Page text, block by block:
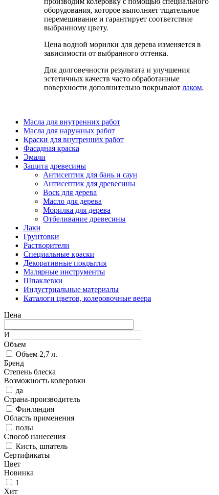
оборудования, которое выполняет тщательное
перемешивание и гарантирует соответствие
выбранному цвету.
Цена водной морилки для дерева изменяется в
зависимости от выбранного оттенка.
Для долговечности результата и улучшения
эстетичных качеств часто обработанные
поверхности дополнительно покрываютлаком.
Масла для внутренних работ
Масла для наружных работ
Краски для внутренних работ
Фасадная краска
Эмали
Защита древесины
Антисептик для бань и саун
Антисептик для древесины
Воск для дерева
Масло для дерева
Морилка для дерева
Отбеливание древесины
Лаки
Грунтовки
Растворители
Специальные краски
Декоративные покрытия
Малярные инструменты
Шпаклевки
Индустриальные материалы
Каталоги цветов, колеровочные веера
Цена
И
Объем
Объем 2,7 л.
Бренд
Степень блеска
Возможность колеровки
да
Страна-производитель
Финляндия
Область применения
полы
Способ нанесения
Кисть, шпатель
Сертификаты
Цвет
Новинка
1
Хит